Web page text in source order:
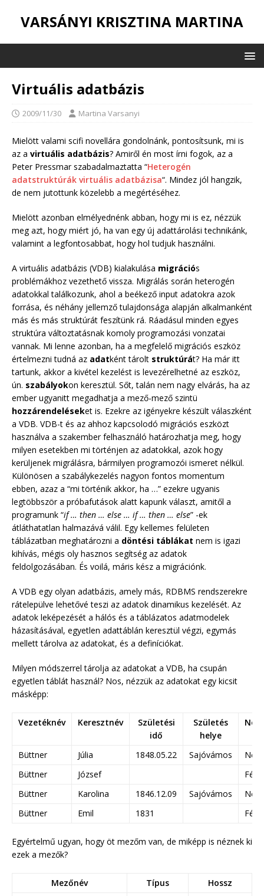
VARSÁNYI KRISZTINA MARTINA
Virtuális adatbázis
2009/11/30 Martina Varsanyi
Mielött valami scifi novellára gondolnánk, pontosítsunk, mi is
az a virtuális adatbázis? Amiről én most írni fogok, az a
Peter Pressmar szabadalmaztatta “Heterogén
adatstruktúrák virtuális adatbázisa“. Mindez jól hangzik,
de nem jutottunk közelebb a megértéséhez.
Mielött azonban elmélyednénk abban, hogy mi is ez, nézzük
meg azt, hogy miért jó, ha van egy új adattárolási technikánk,
valamint a legfontosabbat, hogy hol tudjuk használni.
A virtuális adatbázis (VDB) kialakulása migrációs
problémákhoz vezethető vissza. Migrálás során heterogén
adatokkal találkozunk, ahol a beékező input adatokra azok
forrása, és néhány jellemző tulajdonsága alapján alkalmanként
más és más struktúrát feszítünk rá. Ráadásul minden egyes
struktúra változtatásnak komoly programozási vonzatai
vannak. Mi lenne azonban, ha a megfelelő migrációs eszköz
értelmezni tudná az adatként tárolt struktúrát? Ha már itt
tartunk, akkor a kivétel kezelést is levezérelhetné az eszköz,
ún. szabályokon keresztül. Sőt, talán nem nagy elvárás, ha az
ember ugyanitt megadhatja a mező-mező szintü
hozzárendeléseket is. Ezekre az igényekre készült válaszként
a VDB. VDB-t és az ahhoz kapcsolodó migrációs eszközt
használva a szakember felhasználó határozhatja meg, hogy
milyen esetekben mi történjen az adatokkal, azok hogy
kerüljenek migrálásra, bármilyen programozói ismeret nélkül.
Különösen a szabálykezelés nagyon fontos momentum
ebben, azaz a “mi történik akkor, ha …” ezekre ugyanis
legtöbbször a próbafutások alatt kapunk választ, amitől a
programunk “if … then … else … if … then … else” -ek
átláthatatlan halmazává válil. Egy kellemes felületen
táblázatban meghatározni a döntési táblákat nem is igazi
kihívás, mégis oly hasznos segítség az adatok
feldolgozásában. És voilá, máris kész a migrációnk.
A VDB egy olyan adatbázis, amely más, RDBMS rendszerekre
rátelepülve lehetővé teszi az adatok dinamikus kezelését. Az
adatok leképezését a hálós és a táblázatos adatmodelek
házasításával, egyetlen adattáblán keresztül végzi, egymás
mellett tárolva az adatokat, és a definíciókat.
Milyen módszerrel tárolja az adatokat a VDB, ha csupán
egyetlen táblát használ? Nos, nézzük az adatokat egy kicsit
másképp:
Vezetéknév Keresztnév
Születési
idő
Születés
helye
Nem
Büttner Júlia 1848.05.22 Sajóvámos
Nő
Büttner
József
Férfi
Büttner
Karolina 1846.12.09 Sajóvámos
Nő
Büttner
Emil 1831 Férfi
Egyértelmű ugyan, hogy öt mezőm van, de miképp is néznek ki
ezek a mezők?
Mezőnév Típus
Hossz